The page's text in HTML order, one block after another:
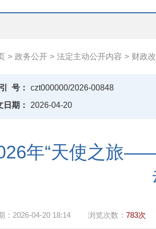
> 政务公开 > 法定主动公开内容 > 财政
引 号： czt000000/2026-00848
日期：
2026-04-20
年“天使之旅
： 2026-04-20 18:14 浏览次数：783次